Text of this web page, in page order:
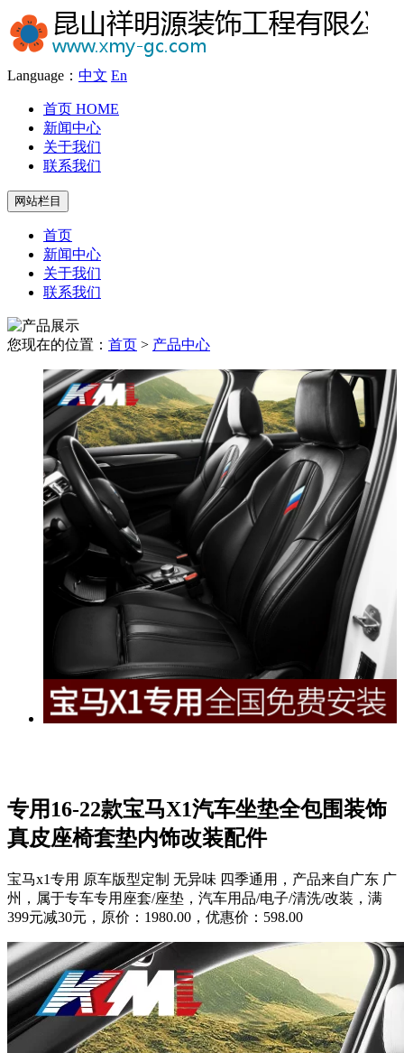
Language： 中文 En
首页 HOME
新闻中心
关于我们
联系我们
网站栏目
首页
新闻中心
关于我们
联系我们
您现在的位置： 首页 > 产品中心
专用16-22款宝马X1汽车坐垫全包围装饰
真皮座椅套垫内饰改装配件
宝马x1专用 原车版型定制 无异味 四季通用，产品来自广东 广
州，属于专车专用座套/座垫，汽车用品/电子/清洗/改装，满
399元减30元，原价：1980.00，优惠价：598.00